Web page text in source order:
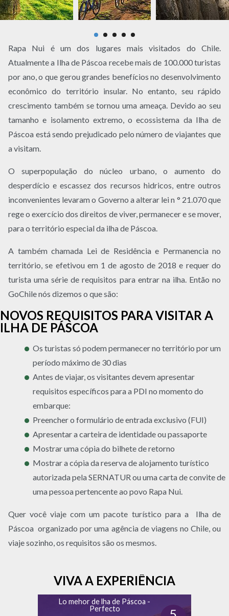
Rapa Nui é um dos lugares mais visitados do Chile.
Atualmente a Ilha de Páscoa recebe mais de 100.000 turistas
por ano, o que gerou grandes benefícios no desenvolvimento
econômico do território insular. No entanto, seu rápido
crescimento também se tornou uma ameaça. Devido ao seu
tamanho e isolamento extremo, o ecossistema da Ilha de
Páscoa está sendo prejudicado pelo número de viajantes que
a visitam.
O superpopulação do núcleo urbano, o aumento do
desperdício e escassez dos recursos hidricos, entre outros
inconvenientes levaram o Governo a alterar lei n ° 21.070 que
rege o exercício dos direitos de viver, permanecer e se mover,
para o território especial da ilha de Páscoa.
A também chamada Lei de Residência e Permanencia no
território, se efetivou em 1 de agosto de 2018 e requer do
turista uma série de requisitos para entrar na ilha. Então no
GoChile nós dizemos o que são:
NOVOS REQUISITOS PARA VISITAR A
ILHA DE PÁSCOA
Os turistas só podem permanecer no território por um
período máximo de 30 dias
Antes de viajar, os visitantes devem apresentar
requisitos específicos para a PDI no momento do
embarque:
Preencher o formulário de entrada exclusivo (FUI)
Apresentar a carteira de identidade ou passaporte
Mostrar uma cópia do bilhete de retorno
Mostrar a cópia da reserva de alojamento turístico
autorizada pela SERNATUR ou uma carta de convite de
uma pessoa pertencente ao povo Rapa Nui.
Quer você viaje com um pacote turístico para a Ilha de
Páscoa organizado por uma agência de viagens no Chile, ou
viaje sozinho, os requisitos são os mesmos.
VIVA A EXPERIÊNCIA
Lo mehor de lha de Páscoa -
Perfecto